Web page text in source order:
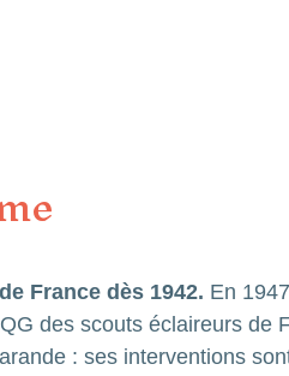
France dès 1942. En
des scouts éclaireurs de
: ses interventions